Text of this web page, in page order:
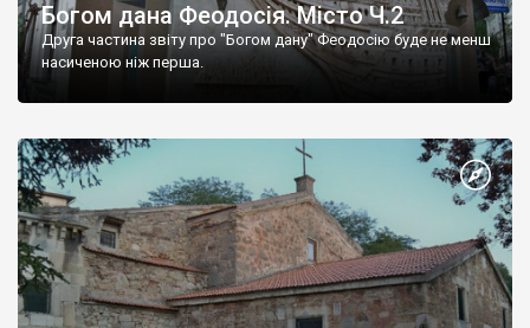
Богом дана Феодосія. Місто Ч.2
Друга частина звіту про "Богом дану" Феодосію буде не менш
насиченою ніж перша.